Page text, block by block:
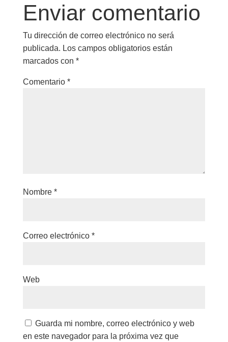
Enviar comentario
Tu dirección de correo electrónico no será
publicada. Los campos obligatorios están
marcados con *
Comentario *
Nombre *
Correo electrónico *
Web
Guarda mi nombre, correo electrónico y web
en este navegador para la próxima vez que